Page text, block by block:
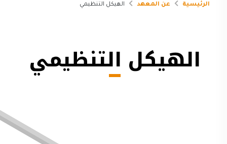
الرئيسية عن المعهد الهيكل التنظيمي
الهيكل التنظيمي